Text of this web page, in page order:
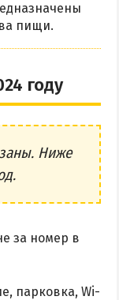
пищи.
году
Ниже
за номер в
парковка, Wi-